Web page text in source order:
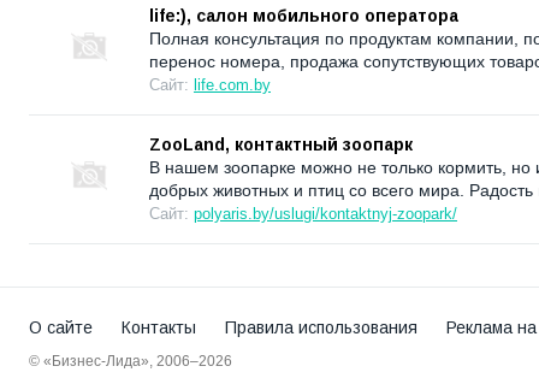
life:), салон мобильного оператора
Полная консультация по продуктам компании,
перенос номера, продажа сопутствующих
Сайт: life.com.by
ZooLand, контактный зоопарк
В нашем зоопарке можно не только кормить, но
добрых животных и птиц со всего мира.
Сайт: polyaris.by/uslugi/kontaktnyj-zoopark/
О сайте Контакты Правила использования Реклама
© «Бизнес-Лида», 2006–2026